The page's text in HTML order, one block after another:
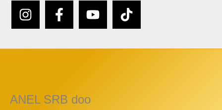
ANEL SRB doo